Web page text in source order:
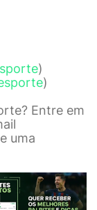
)
)
Entre em
uma